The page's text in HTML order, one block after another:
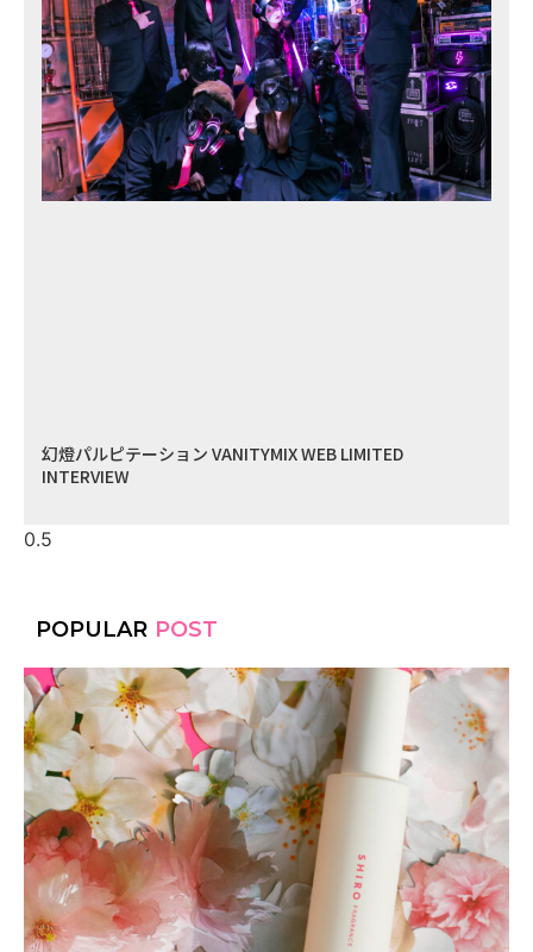
幻燈パルピテーション VANITYMIX WEB LIMITED
INTERVIEW
POPULAR POST